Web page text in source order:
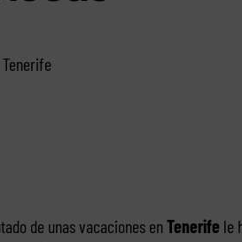
de unas vacaciones enTenerife le